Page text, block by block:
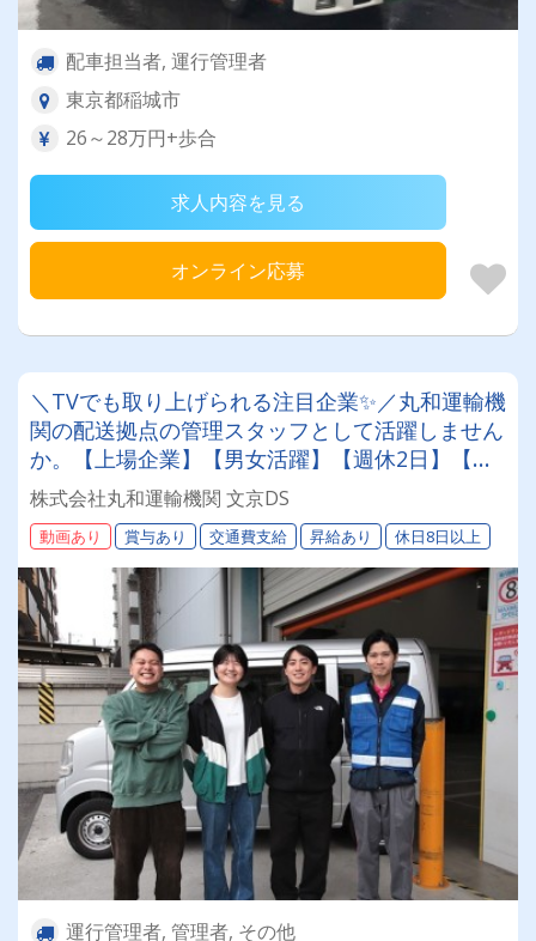
配車担当者, 運行管理者
東京都稲城市
26～28万円+歩合
求人内容を見る
オンライン応募
＼TVでも取り上げられる注目企業✨／丸和運輸機
関の配送拠点の管理スタッフとして活躍しません
か。【上場企業】【男女活躍】【週休2日】【待
遇面充実】安定した環境＆収入をお約束《賞与年
2回》《退職金あり》《平均月収25万円》
株式会社丸和運輸機関 文京DS
動画あり 賞与あり 交通費支給 昇給あり 休日8日以上
運行管理者, 管理者, その他